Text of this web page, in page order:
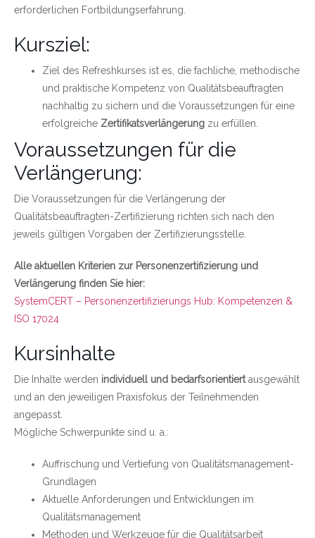
erforderlichen Fortbildungserfahrung.
Kursziel:
Ziel des Refreshkurses ist es, die fachliche, methodische
und praktische Kompetenz von Qualitätsbeauftragten
nachhaltig zu sichern und die Voraussetzungen für eine
erfolgreiche Zertifikatsverlängerung zu erfüllen.
Voraussetzungen für die
Verlängerung:
Die Voraussetzungen für die Verlängerung der
Qualitätsbeauftragten-Zertifizierung richten sich nach den
jeweils gültigen Vorgaben der Zertifizierungsstelle.
Alle aktuellen Kriterien zur Personenzertifizierung und
Verlängerung finden Sie hier:
Link zu https://www.systemcert.at/zertifizierungen/
SystemCERT – Personenzertifizierungs Hub: Kompetenzen &
ISO 17024
Kursinhalte
Die Inhalte werden individuell und bedarfsorientiertausgewählt
und an den jeweiligen Praxisfokus der Teilnehmenden
angepasst.
Mögliche Schwerpunkte sind u. a.:
Auffrischung und Vertiefung von Qualitätsmanagement-
Grundlagen
Aktuelle Anforderungen und Entwicklungen im
Qualitätsmanagement
Methoden und Werkzeuge für die Qualitätsarbeit